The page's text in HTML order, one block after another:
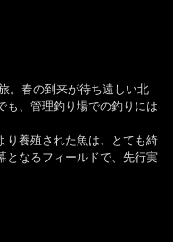
。春の到来が待ち遠しい北
も、管理釣り場での釣りには
り養殖された魚は、とても綺
となるフィールドで、先行実